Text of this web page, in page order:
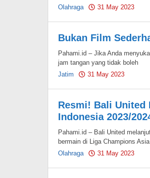
Olahraga
31 May 2023
Bukan Film
Pahami.id – Jika Anda
jam tangan yang tidak boleh
Jatim
31 May 2023
Resmi! Bali United
Indonesia 2023/
Pahami.id – Bali United
bermain di Liga Champions
Olahraga
31 May 2023